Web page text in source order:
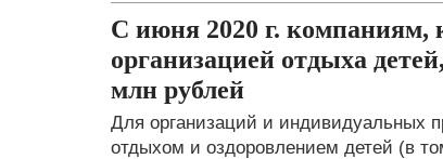
С июня 2020 г. компаниям,
организацией отдыха
млн рублей
Для организаций и индивидуальных
отдыхом и оздоровлением детей (в